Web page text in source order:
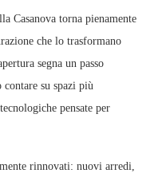
Casanova torna pienamente
che lo trasformano
segna un passo
su spazi più
pensate per
rinnovati: nuovi arredi,